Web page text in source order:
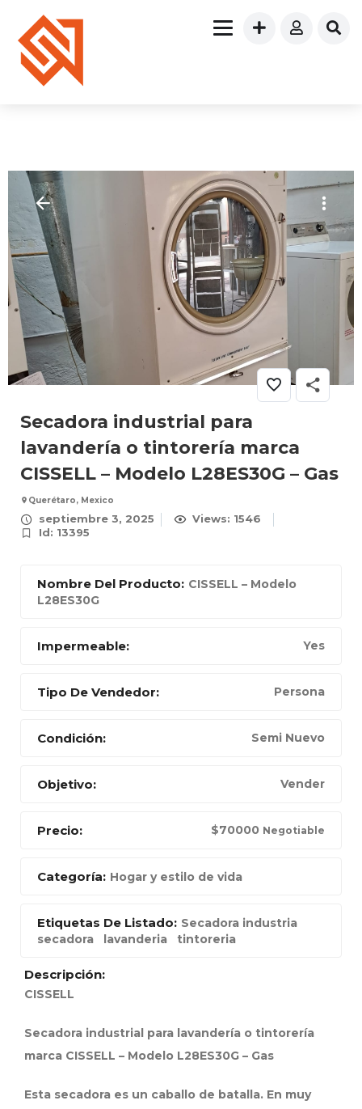
Secadora industrial para
lavandería o tintorería marca
CISSELL – Modelo L28ES30G – Gas
Querétaro, Mexico
septiembre 3, 2025
Views: 1546
Id: 13395
Nombre Del Producto: CISSELL – Modelo
L28ES30G
Impermeable: Yes
Tipo De Vendedor: Persona
Condición: Semi Nuevo
Objetivo: Vender
Precio: $70000 Negotiable
Categoría: Hogar y estilo de vida
Etiquetas De Listado: Secadora industria
secadora
lavanderia tintoreria
Descripción:
CISSELL
Secadora industrial para lavandería o tintorería
marca CISSELL – Modelo L28ES30G – Gas
Esta secadora es un caballo de batalla. En muy